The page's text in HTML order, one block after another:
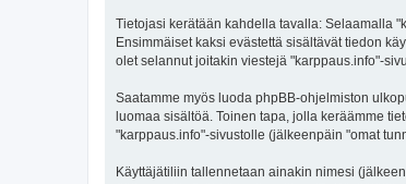
Tietojasi kerätään kahdella tavalla: Selaamalla
Ensimmäiset kaksi evästettä sisältävät tiedon
olet selannut joitakin viestejä "karppaus.info"-
Saatamme myös luoda phpBB-ohjelmiston
luomaa sisältöä. Toinen tapa, jolla keräämme
"karppaus.info"-sivustolle (jälkeenpäin "omat
Käyttäjätiliin tallennetaan ainakin nimesi